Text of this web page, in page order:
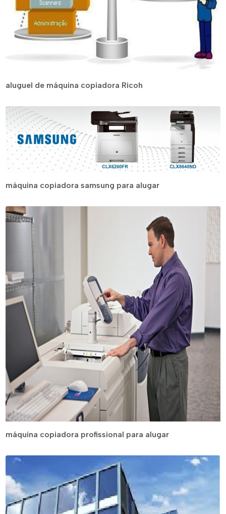
aluguel de máquina copiadora Ricoh
máquina copiadora samsung para alugar
máquina copiadora profissional para alugar